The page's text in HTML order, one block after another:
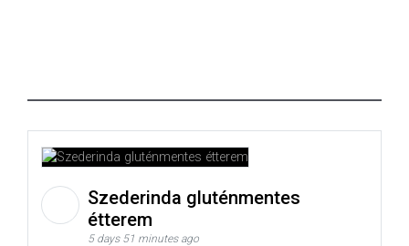
Szederinda gluténmentes
étterem
5 days 51 minutes ago